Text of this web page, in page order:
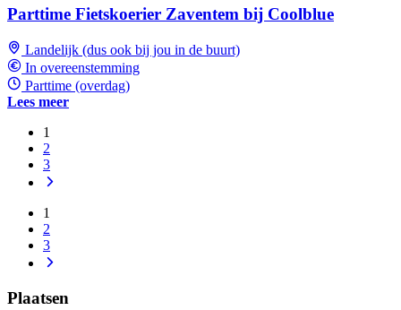
Parttime Fietskoerier Zaventem bij Coolblue
Landelijk (dus ook bij jou in de buurt)
In overeenstemming
Parttime (overdag)
Lees meer
1
2
3
1
2
3
Plaatsen